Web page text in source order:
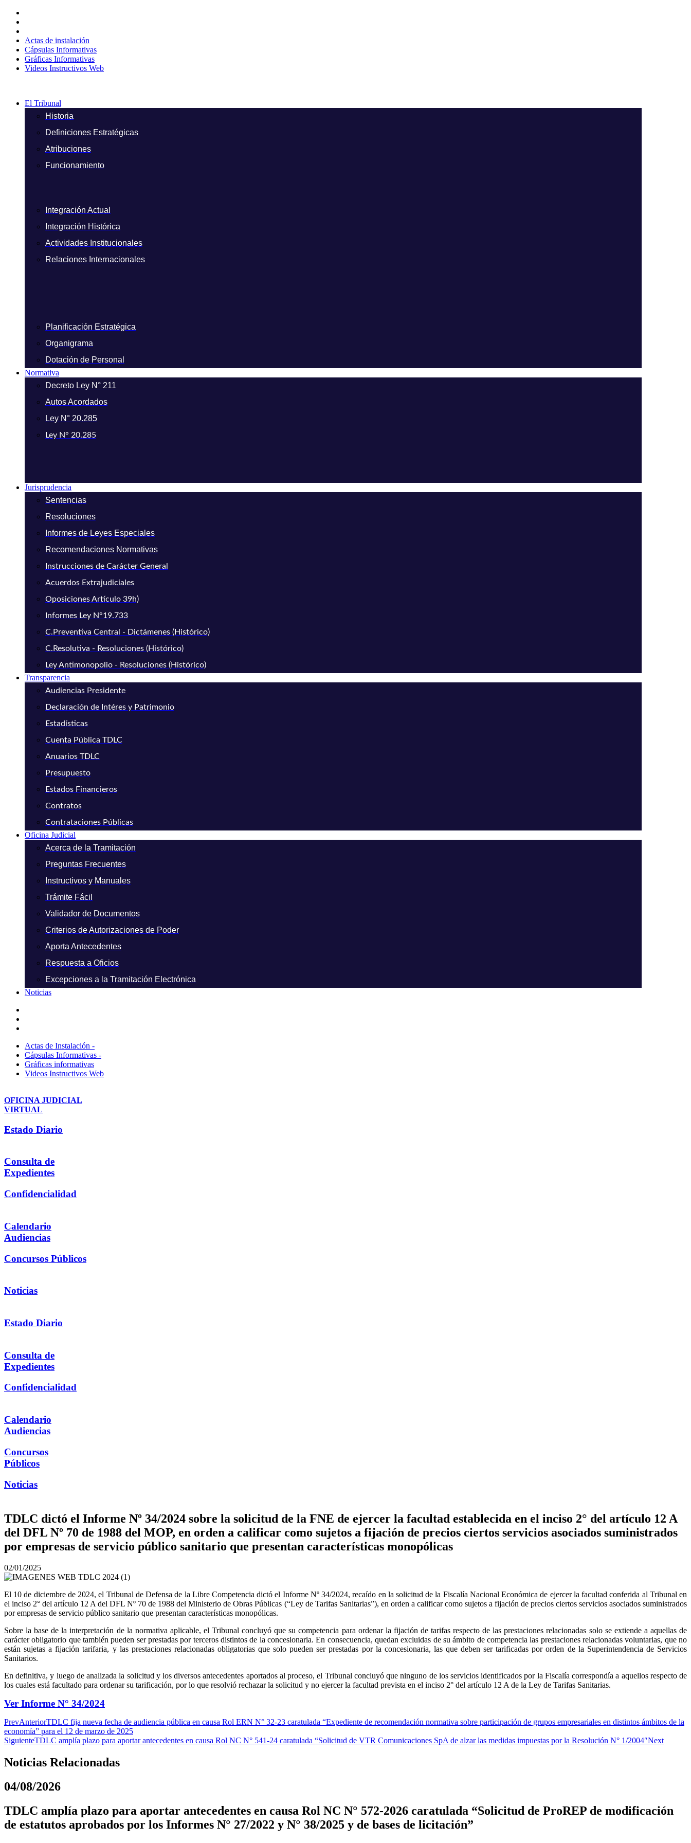
contenido
Actas de instalación
Cápsulas Informativas
Gráficas Informativas
Videos Instructivos Web
El Tribunal
Historia
Definiciones Estratégicas
Atribuciones
Funcionamiento
Integración Actual
Integración Histórica
Actividades Institucionales
Relaciones Internacionales
Planificación Estratégica
Organigrama
Dotación de Personal
Normativa
Decreto Ley N° 211
Autos Acordados
Ley N° 20.285
Ley N° 20.285
Jurisprudencia
Sentencias
Resoluciones
Informes de Leyes Especiales
Recomendaciones Normativas
Instrucciones de Carácter General
Acuerdos Extrajudiciales
Oposiciones Artículo 39h)
Informes Ley N°19.733
C.Preventiva Central - Dictámenes (Histórico)
C.Resolutiva - Resoluciones (Histórico)
Ley Antimonopolio - Resoluciones (Histórico)
Transparencia
Audiencias Presidente
Declaración de Intéres y Patrimonio
Estadísticas
Cuenta Pública TDLC
Anuarios TDLC
Presupuesto
Estados Financieros
Contratos
Contrataciones Públicas
Oficina Judicial
Acerca de la Tramitación
Preguntas Frecuentes
Instructivos y Manuales
Trámite Fácil
Validador de Documentos
Criterios de Autorizaciones de Poder
Aporta Antecedentes
Respuesta a Oficios
Excepciones a la Tramitación Electrónica
Noticias
Actas de Instalación -
Cápsulas Informativas -
Gráficas informativas
Videos Instructivos Web
OFICINA JUDICIAL
VIRTUAL
Estado Diario
Consulta de
Expedientes
Confidencialidad
Calendario
Audiencias
Concursos Públicos
Noticias
Estado Diario
Consulta de
Expedientes
Confidencialidad
Calendario
Audiencias
Concursos
Públicos
Noticias
TDLC dictó el Informe Nº 34/2024 sobre la solicitud de la FNE de ejercer la facultad establecida en el inciso 2° del artículo 12 A
del DFL Nº 70 de 1988 del MOP, en orden a calificar como sujetos a fijación de precios ciertos servicios asociados suministrados
por empresas de servicio público sanitario que presentan características monopólicas
02/01/2025
El 10 de diciembre de 2024, el Tribunal de Defensa de la Libre Competencia dictó el Informe Nº 34/2024, recaído en la solicitud de la Fiscalía Nacional Económica de ejercer la facultad conferida al Tribunal en
el inciso 2° del artículo 12 A del DFL Nº 70 de 1988 del Ministerio de Obras Públicas (“Ley de Tarifas Sanitarias”), en orden a calificar como sujetos a fijación de precios ciertos servicios asociados suministrados
por empresas de servicio público sanitario que presentan características monopólicas.
Sobre la base de la interpretación de la normativa aplicable, el Tribunal concluyó que su competencia para ordenar la fijación de tarifas respecto de las prestaciones relacionadas solo se extiende a aquellas de
carácter obligatorio que también pueden ser prestadas por terceros distintos de la concesionaria. En consecuencia, quedan excluidas de su ámbito de competencia las prestaciones relacionadas voluntarias, que no
están sujetas a fijación tarifaria, y las prestaciones relacionadas obligatorias que solo pueden ser prestadas por la concesionaria, las que deben ser tarificadas por orden de la Superintendencia de Servicios
Sanitarios.
En definitiva, y luego de analizada la solicitud y los diversos antecedentes aportados al proceso, el Tribunal concluyó que ninguno de los servicios identificados por la Fiscalía correspondía a aquellos respecto de
los cuales está facultado para ordenar su tarificación, por lo que resolvió rechazar la solicitud y no ejercer la facultad prevista en el inciso 2° del artículo 12 A de la Ley de Tarifas Sanitarias.
Ver Informe N° 34/2024
PrevAnteriorTDLC fija nueva fecha de audiencia pública en causa Rol ERN N° 32-23 caratulada “Expediente de recomendación normativa sobre participación de grupos empresariales en distintos ámbitos de la
economía” para el 12 de marzo de 2025
SiguienteTDLC amplía plazo para aportar antecedentes en causa Rol NC N° 541-24 caratulada “Solicitud de VTR Comunicaciones SpA de alzar las medidas impuestas por la Resolución N° 1/2004″Next
Noticias Relacionadas
04/08/2026
TDLC amplía plazo para aportar antecedentes en causa Rol NC N° 572-2026 caratulada “Solicitud de ProREP de modificación
de estatutos aprobados por los Informes N° 27/2022 y N° 38/2025 y de bases de licitación”